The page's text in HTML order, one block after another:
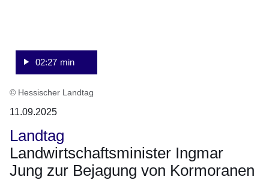
02:27 min
© Hessischer Landtag
11.09.2025
Landtag
Landwirtschaftsminister Ingmar
Jung zur Bejagung von Kormoranen